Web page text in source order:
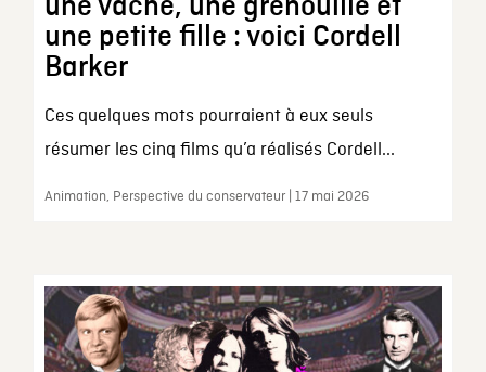
une vache, une grenouille et
une petite fille : voici Cordell
Barker
Ces quelques mots pourraient à eux seuls
résumer les cinq films qu’a réalisés Cordell...
Animation, Perspective du conservateur | 17 mai 2026